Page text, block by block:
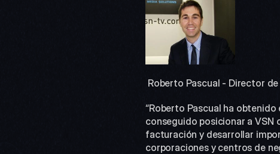
Roberto Pascual - Director
“Roberto Pascual ha
conseguido posicionar a VSN
facturación y desarrollar
corporaciones y centros de